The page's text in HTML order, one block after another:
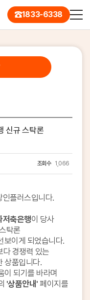
1833-6338
신규 스탁론
조회수 1,066
플러스입니다.
저축은행이 당사
탁론
보이게 되었습니다.
다 경쟁력 있는
상품입니다.
이 되기를 바라며
'상품안내' 페이지를